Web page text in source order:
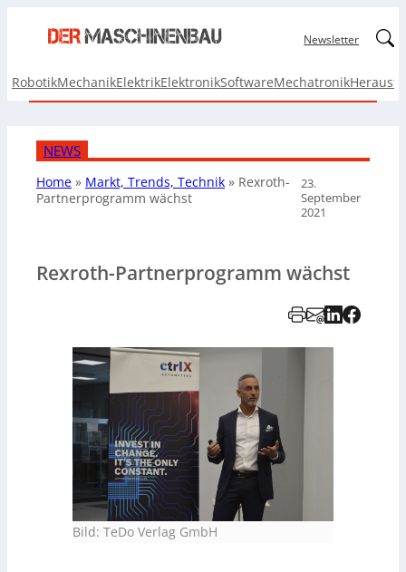
Newsletter
RobotikMechanikElektrikElektronikSoftwareMechatronik
NEWS
Home » Markt, Trends, Technik » Rexroth-
Partnerprogramm wächst
23.
September
2021
Rexroth-Partnerprogramm wächst
Bild: TeDo Verlag GmbH